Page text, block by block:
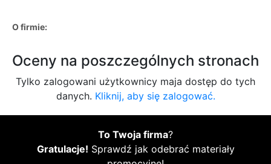
O firmie:
Oceny na poszczególnych stronach
Tylko zalogowani użytkownicy maja dostęp do tych
danych. Kliknij, aby się zalogować.
To Twoja firma?
Gratulacje! Sprawdź jak odebrać materiały